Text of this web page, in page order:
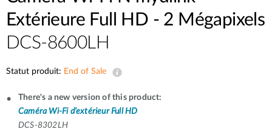
Extérieure Full HD - 2 Mégapixels
DCS-8600LH
Statut produit: End of Sale
There's a new version of this product:
Caméra Wi-Fi d’extérieur Full HD
DCS-8302LH